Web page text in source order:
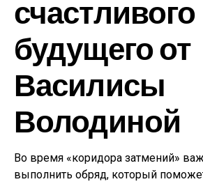
счастливого
будущего от
Василисы
Володиной
Во время «коридора затмений»
выполнить обряд, который